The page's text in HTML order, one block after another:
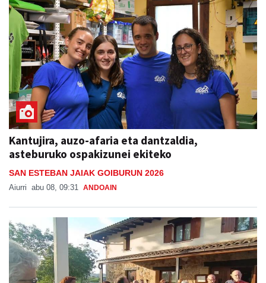
Kantujira, auzo-afaria eta dantzaldia,
asteburuko ospakizunei ekiteko
SAN ESTEBAN JAIAK GOIBURUN 2026
Aiurri abu 08, 09:31 ANDOAIN